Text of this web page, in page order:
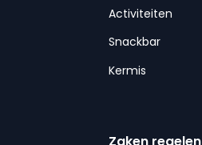
Activiteiten
Snackbar
Kermis